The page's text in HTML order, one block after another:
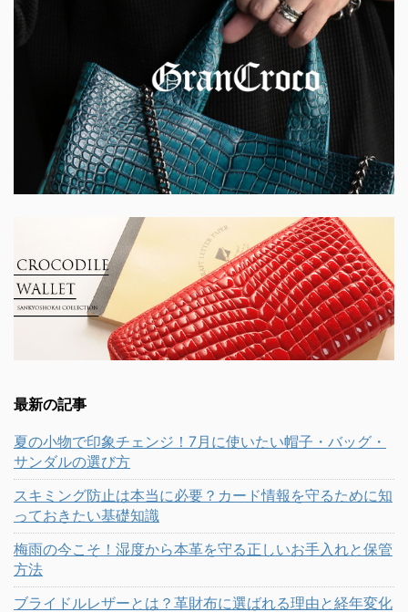
最新の記事
夏の小物で印象チェンジ！7月に使いたい帽子・バッグ・
サンダルの選び方
スキミング防止は本当に必要？カード情報を守るために知
っておきたい基礎知識
梅雨の今こそ！湿度から本革を守る正しいお手入れと保管
方法
ブライドルレザーとは？革財布に選ばれる理由と経年変化